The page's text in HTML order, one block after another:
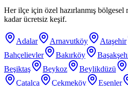
Her ilçe için özel hazırlanmış
kadar ücretsiz keşif.
Adalar Arnavutköy Ataşehir
Bahçelievler
Bakırköy
Beşiktaş
Beykoz Beylikdüzü
Çatalca
Çekmeköy Esenler